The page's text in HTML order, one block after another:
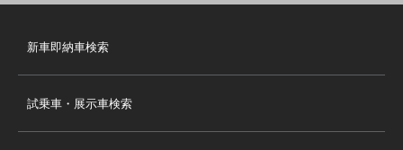
新車即納車検索
試乗車・展示車検索